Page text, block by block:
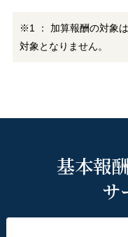
※1 ： 加算報酬の対象
対象となりません。
基本報
サ